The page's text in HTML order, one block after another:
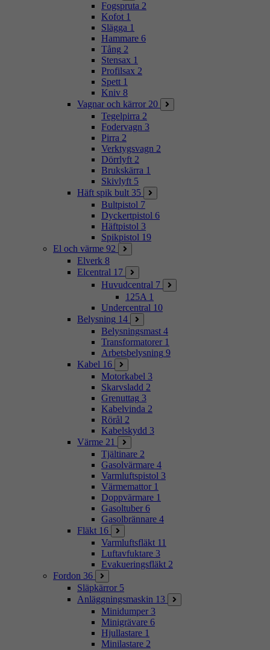
Fogspruta 2
Kofot 1
Slägga 1
Hammare 6
Tång 2
Stensax 1
Profilsax 2
Spett 1
Kniv 8
Vagnar och kärror 20
Tegelpirra 2
Fodervagn 3
Pirra 2
Verktygsvagn 2
Dörrlyft 2
Brukskärra 1
Skivlyft 5
Häft spik bult 35
Bultpistol 7
Dyckertpistol 6
Häftpistol 3
Spikpistol 19
El och värme 92
Elverk 8
Elcentral 17
Huvudcentral 7
125A 1
Undercentral 10
Belysning 14
Belysningsmast 4
Transformatorer 1
Arbetsbelysning 9
Kabel 16
Motorkabel 3
Skarvsladd 2
Grenuttag 3
Kabelvinda 2
Rörål 2
Kabelskydd 3
Värme 21
Tjältinare 2
Gasolvärmare 4
Varmluftspistol 3
Värmemattor 1
Doppvärmare 1
Gasoltuber 6
Gasolbrännare 4
Fläkt 16
Varmluftsfläkt 11
Luftavfuktare 3
Evakueringsfläkt 2
Fordon 36
Släpkärror 5
Anläggningsmaskin 13
Minidumper 3
Minigrävare 6
Hjullastare 1
Minilastare 2